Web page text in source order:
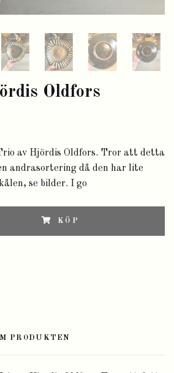
Oldfors
av Hjördis Oldfors. Tror att detta
andrasortering då den har lite
se bilder. I go
KÖP
PRODUKTEN